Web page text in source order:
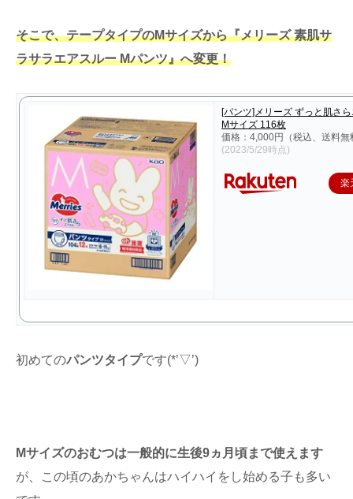
そこで、テープタイプのMサイズから『メリーズ 素肌サ
ラサラエアスルー Mパンツ』へ変更！
[パンツ]メリーズ ずっと肌さ
Mサイズ 116枚
価格：4,000円（税込、送料無
(2023/5/29時点)
楽
初めてのパンツタイプです(*’▽’)
Mサイズのおむつは一般的に生後9ヵ月頃まで使えます
が、この頃のあかちゃんはハイハイをし始める子も多い